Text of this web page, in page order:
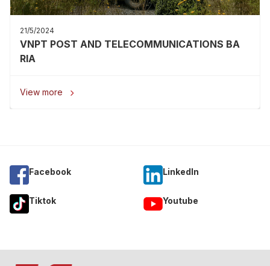
21/5/2024
VNPT POST AND TELECOMMUNICATIONS BA
RIA
View more 
Facebook Linkedln
Tiktok Youtube